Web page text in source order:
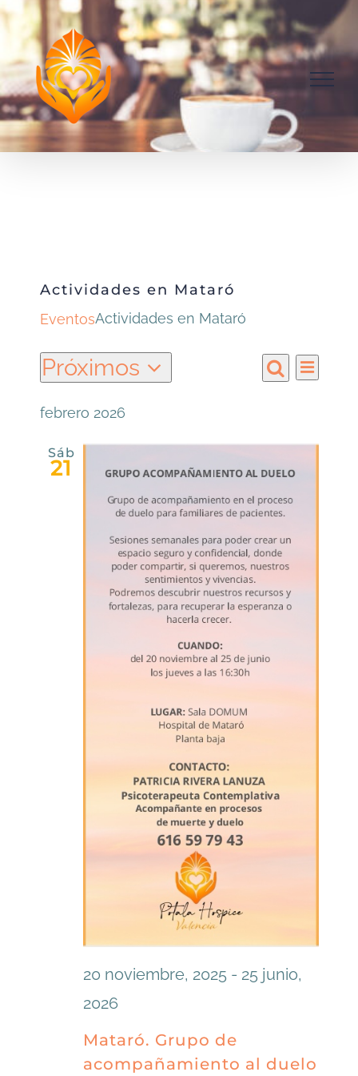
Saltar
contenido
Actividades en Mataró
EventosActividades en Mataró
Eventos
y
vistas
de
Buscar
Lista
Próximos
la
fecha.
febrero 2026
Sáb
21
Mataró. Grupo de
acompañamiento al duelo
20 noviembre, 2025- 25 junio,
2026